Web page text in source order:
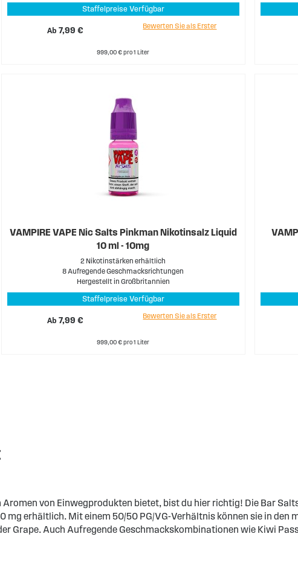
Staffelpreise Verfügbar
Ab 7,99 €
Bewerten Sie als Erster
999,00 € pro 1 Liter
VAMPIRE VAPE Nic Salts Pinkman Nikotinsalz Liquid
10 ml - 10mg
2 Nikotinstärken erhältlich
8 Aufregende Geschmacksrichtungen
Hergestellt in Großbritannien
Staffelpreise Verfügbar
Ab 7,99 €
Bewerten Sie als Erster
999,00 € pro 1 Liter
von Einwegprodukten bietet, bist du hier richtig! Die Bar
mg erhältlich. Mit einem 50/50 PG/VG-Verhältnis können sie in den
Grape. Auch Aufregende Geschmackskombinationen wie Kiwi